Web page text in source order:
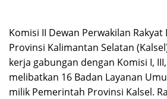
Komisi II Dewan Perwakilan Rakyat
Provinsi Kalimantan Selatan
kerja gabungan dengan Komisi I,
melibatkan 16 Badan Layanan
milik Pemerintah Provinsi Kalsel.